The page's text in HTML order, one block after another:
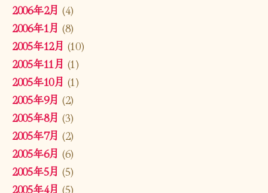
2006年2月 (4)
2006年1月 (8)
2005年12月 (10)
2005年11月 (1)
2005年10月 (1)
2005年9月 (2)
2005年8月 (3)
2005年7月 (2)
2005年6月 (6)
2005年5月 (5)
2005年4月 (5)